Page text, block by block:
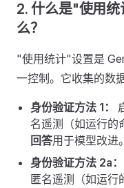
2. 什么是"使用
么？
"使用统计"设置是
一控制。它收集的数
身份验证方法 1：
名遥测（如运行的
回答用于模型改进。
身份验证方法 2a：
匿名遥测（如运行